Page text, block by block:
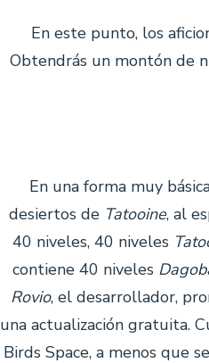
En este punto, los
Obtendrás un montón de
En una forma muy
desiertos de Tatooine, al
40 niveles, 40 niveles
contiene 40 niveles
Rovio, el desarrollador,
una actualización gratuita.
Birds Space, a menos que